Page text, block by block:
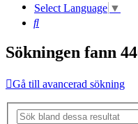
Select Language ▼
Sök
Sökningen fann
Gå till avancerad sökning